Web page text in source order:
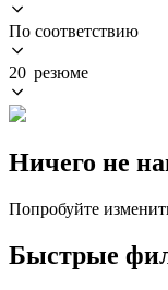
По соответствию
20 резюме
Ничего не
Попробуйте
Быстрые